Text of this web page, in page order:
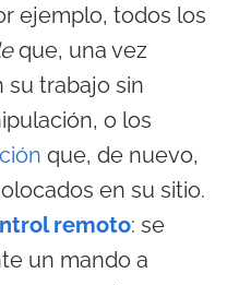
ejemplo, todos los
que, una vez
su trabajo sin
o los
que, de nuevo,
en su sitio.
remoto: se
un mando a